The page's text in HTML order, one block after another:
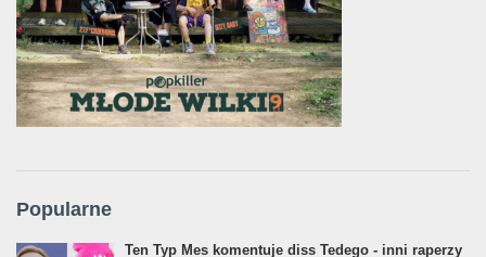
Popularne
Ten Typ Mes komentuje diss Tedego - inni raperzy